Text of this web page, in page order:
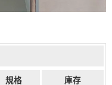
規格 庫存